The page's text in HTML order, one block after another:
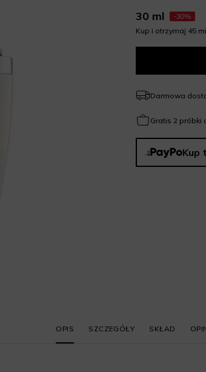
30 ml
-30%
Kup i otrzymaj 45
Darmowa
Gratis 2 próbki
Kup
OPIS SZCZEGÓŁY SKŁAD